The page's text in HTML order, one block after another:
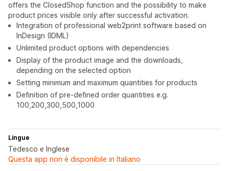
offers the ClosedShop function and the possibility to make
product prices visible only after successful activation.
Integration of professional web2print software based on
InDesign (IDML)
Unlimited product options with dependencies
Display of the product image and the downloads,
depending on the selected option
Setting minimum and maximum quantities for products
Definition of pre-defined order quantities e.g.
100,200,300,500,1000
Lingue
Tedesco e Inglese
Questa app non è disponibile in Italiano